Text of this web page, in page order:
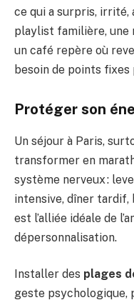
ce qui a surpris, irrité,
playlist familière, une
un café repère où
besoin de points
Protéger son
Un séjour à Paris,
transformer en
système nerveux :
intensive, dîner
est l’alliée idéale de
dépersonnalisation.
Installer des plages
geste psychologique,